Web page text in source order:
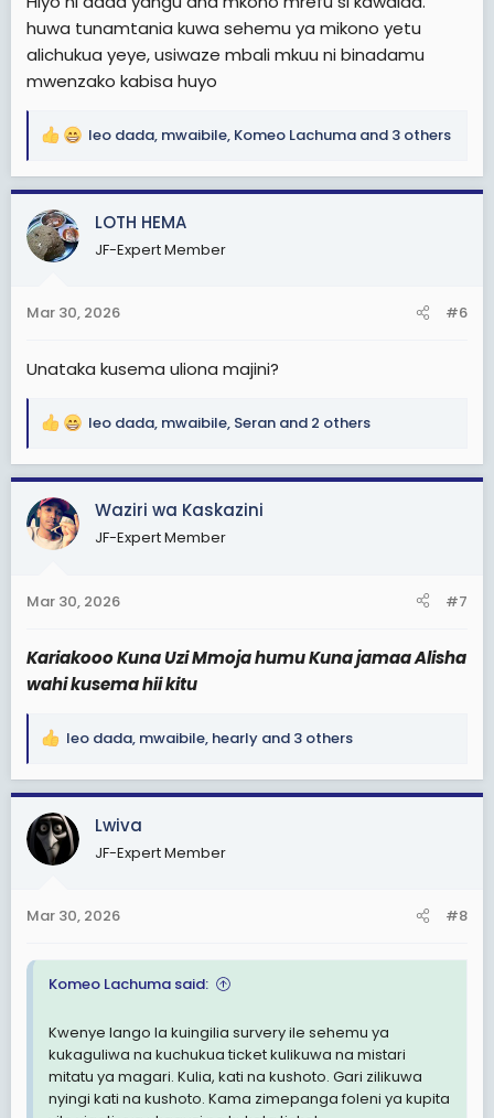
huwa tunamtania kuwa sehemu ya mikono yetu
alichukua yeye, usiwaze mbali mkuu ni binadamu
mwenzako kabisa huyo
R
a
c
t
i
s
leo dada, mwaibile, Komeo Lachuma and 3 others
LOTH HEMA
JF-Expert Member
Mar 30, 2026 #6
Unataka kusema uliona majini?
R
a
c
t
i
s
leo dada, mwaibile, Seran and 2 others
Waziri wa Kaskazini
JF-Expert Member
Mar 30, 2026 #7
Kariakooo Kuna Uzi Mmoja humu Kuna jamaa Alisha
wahi kusema hii kitu
R
a
c
t
i
s
leo dada, mwaibile, hearly and 3 others
Lwiva
JF-Expert Member
Mar 30, 2026 #8
Komeo Lachuma said:
Kwenye lango la kuingilia survery ile sehemu ya
kukaguliwa na kuchukua ticket kulikuwa na mistari
mitatu ya magari. Kulia, kati na kushoto. Gari zilikuwa
nyingi kati na kushoto. Kama zimepanga foleni ya kupita